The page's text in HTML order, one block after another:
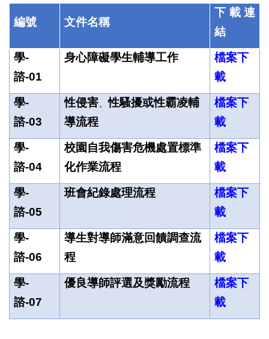
編號 文件名稱
下載連
結
學-
諮-01
身心障礙學生輔導工作
檔案下
載
學-
諮-03
性侵害 、性騷擾或性霸凌輔
導流程
檔案下
載
學-
諮-04
校園自我傷害危機處置標準
化作業流程
檔案下
載
學-
諮-05
班會紀錄處理流程
檔案下
載
學-
諮-06
導生對導師滿意回饋調查流
程
檔案下
載
學-
諮-07
優良導師評選及獎勵流程
檔案下
載